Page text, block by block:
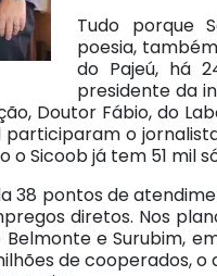
Tudo porque
poesia,
do Pajeú, há
presidente da
Doutor Fábio, do
o
Sicoob já tem 51 mil
38 pontos de
diretos. Nos
e Surubim,
de cooperados,